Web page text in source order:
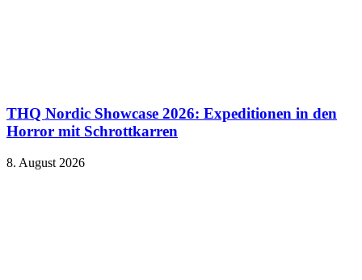
THQ Nordic Showcase 2026: Expeditionen in den
Horror mit Schrottkarren
8. August 2026